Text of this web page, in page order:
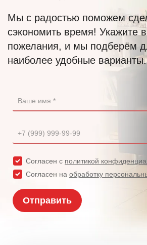
Мы с радостью поможем
сэкономить время! Укажите
пожелания, и мы подберём
наиболее удобные варианты.